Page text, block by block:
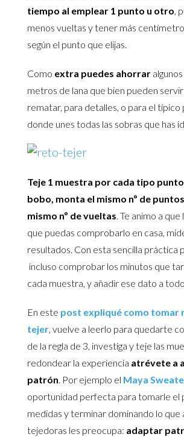
tiempo al emplear 1 punto u otro,
menos vueltas y tener más
según el punto que elijas.
Como extra puedes ahorrar
metros de lana que bien pueden
rematar, para detalles, o para el
donde unes todas las sobras que has
Teje 1 muestra por cada tipo
bobo, monta el mismo nº de
mismo nº de vueltas. Te animo a que
que puedas comprobarlo en casa,
resultados. Con esta sencilla práctica
incluso comprobar los minutos que
cada muestra, y añadir ese dato a
En este post expliqué como tomar
tejer, vuelve a leerlo para quedarte
de la regla de 3, investiga y teje las
redondear la experiencia atrévete a
patrón. Por ejemplo el Maya
oportunidad perfecta para tomarle el
medidas y terminar dominando lo que
tejedoras les preocupa: adaptar